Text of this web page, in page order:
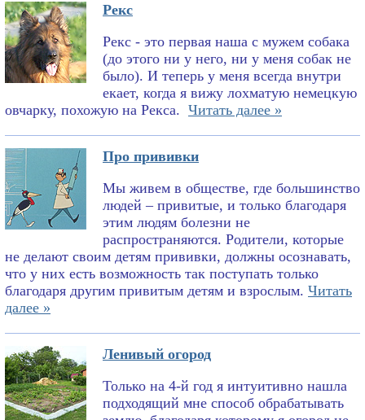
Рекс
Рекс - это первая наша с мужем собака
(до этого ни у него, ни у меня собак не
было). И теперь у меня всегда внутри
екает, когда я вижу лохматую немецкую
овчарку, похожую на Рекса. Читать далее »
Про прививки
Мы живем в обществе, где большинство
людей – привитые, и только благодаря
этим людям болезни не
распространяются. Родители, которые
не делают своим детям прививки, должны осознавать,
что у них есть возможность так поступать только
благодаря другим привитым детям и взрослым. Читать
далее »
Ленивый огород
Только на 4-й год я интуитивно нашла
подходящий мне способ обрабатывать